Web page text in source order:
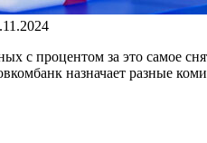
с процентом за это самое
назначает разные